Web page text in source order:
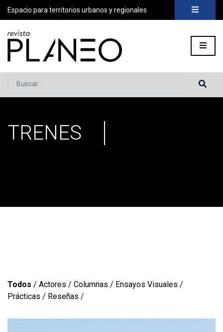
Espacio para territorios urbanos y regionales
Buscar...
Portada »trenes
TRENES
Todos / Actores / Columnas / Ensayos Visuales /
Prácticas / Reseñas /